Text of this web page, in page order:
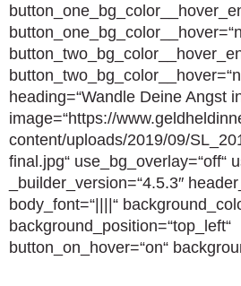
heading=“Wandle Deine Angst
image=“https://
content/uploads/2019/09/
final.jpg“ use_bg_overlay=“off“
_builder_version=“4.5.3″
body_font=“||||“
background_position=“top_left“
button_on_hover=“on“